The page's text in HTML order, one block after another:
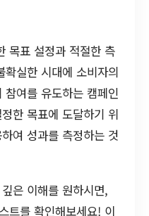
목표 설정과 적절한 측
실한 시대에 소비자의
여를 유도하는 캠페인
한 목표에 도달하기 위
여 성과를 측정하는 것
은 이해를 원하시면,
트를 확인해보세요! 이